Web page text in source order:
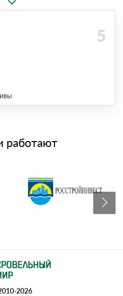
работают
2026